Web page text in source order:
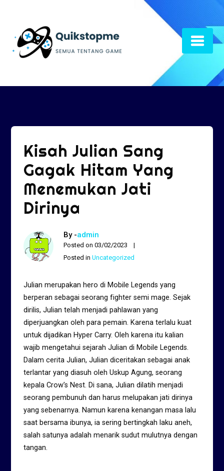
content
Kisah Julian Sang
Gagak Hitam Yang
Menemukan Jati
Dirinya
By -admin
Posted on03/02/2023
Posted inUncategorized
Julian merupakan hero di Mobile Legends yang
berperan sebagai seorang fighter semi mage. Sejak
dirilis, Julian telah menjadi pahlawan yang
diperjuangkan oleh para pemain. Karena terlalu kuat
untuk dijadikan Hyper Carry. Oleh karena itu kalian
wajib mengetahui sejarah Julian di Mobile Legends.
Dalam cerita Julian, Julian diceritakan sebagai anak
terlantar yang diasuh oleh Uskup Agung, seorang
kepala Crow’s Nest. Di sana, Julian dilatih menjadi
seorang pembunuh dan harus melupakan jati dirinya
yang sebenarnya. Namun karena kenangan masa lalu
saat bersama ibunya, ia sering bertingkah laku aneh,
salah satunya adalah menarik sudut mulutnya dengan
tangan.